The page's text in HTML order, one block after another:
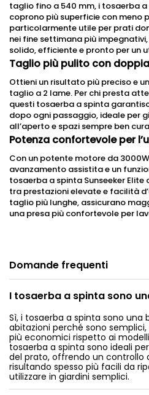
taglio fino a 540 mm, i tosaerba a
coprono più superficie con meno
particolarmente utile per prati
nei fine settimana più
solido, efficiente e pronto per un
Taglio più pulito con
Ottieni un risultato più preciso e
taglio a 2 lame. Per chi presta
questi tosaerba a spinta
dopo ogni passaggio, ideale per
all’aperto e spazi sempre ben
Potenza confortevole per
Con un potente motore da
avanzamento assistita e un
tosaerba a spinta Sunseeker
tra prestazioni elevate e facilità
taglio più lunghe, assicurano
una presa più confortevole per
Domande frequenti
I tosaerba a spinta sono
Sì, i tosaerba a spinta sono una
abitazioni perché sono
più economici rispetto ai
tosaerba a spinta sono ideali
del prato, offrendo un controllo
risultando spesso più facili da
utilizzare in giardini semplici.